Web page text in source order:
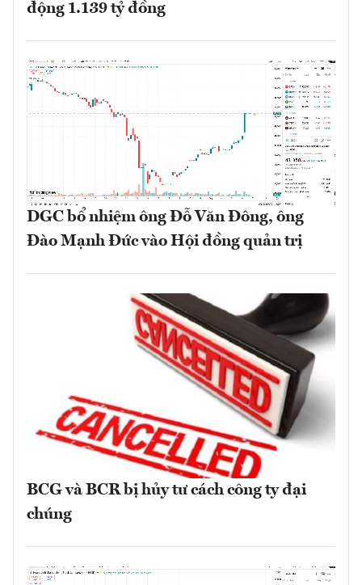
động 1.139 tỷ đồng
DGC bổ nhiệm ông Đỗ Văn Đông, ông
Đào Mạnh Đức vào Hội đồng quản trị
BCG và BCR bị hủy tư cách công ty đại
chúng